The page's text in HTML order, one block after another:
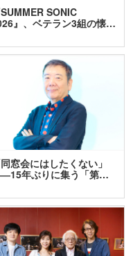
SUMMER SONIC
』、ベテラン3組の懐…
同窓会にはしたくない」
年ぶりに集う「第…